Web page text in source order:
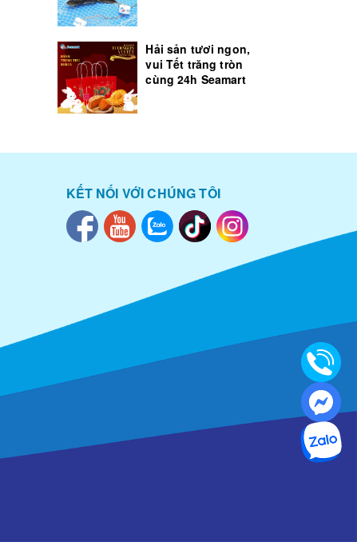
Hải sản tươi ngon,
vui Tết trăng tròn
cùng 24h Seamart
KẾT NỐI VỚI CHÚNG TÔI